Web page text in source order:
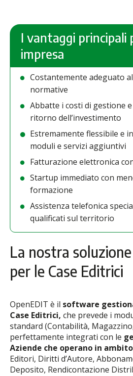
I vantaggi principali
impresa
Costantemente adeguato
normative
Abbatte i costi di gestione
ritorno dell’investimento
Estremamente flessibile e
moduli e servizi aggiuntivi
Fatturazione elettronica
Startup immediato con
formazione
Assistenza telefonica
qualificati sul territorio
La nostra
per le Case Editrici
OpenEDIT è il software
Case Editrici, che prevede i
standard (Contabilità,
perfettamente integrati con le
Aziende che operano in
Editori, Diritti d’Autore,
Deposito, Rendicontazione